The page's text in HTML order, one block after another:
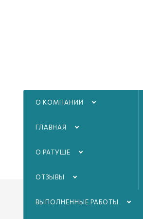
О КОМПАНИИ
ГЛАВНАЯ
О РАТУШЕ
ОТЗЫВЫ
ВЫПОЛНЕННЫЕ РАБОТЫ